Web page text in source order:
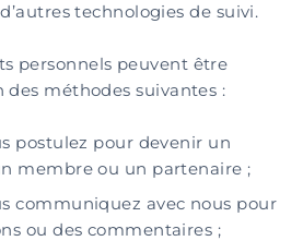
technologies de suivi.
personnels peuvent être
des méthodes suivantes :
postulez pour devenir un
membre ou un partenaire ;
communiquez avec nous pour
ou des commentaires ;